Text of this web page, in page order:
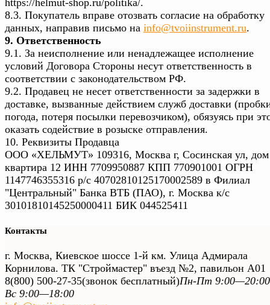
https://helmut-shop.ru/politika/.
8.3. Покупатель вправе отозвать согласие на обработку
данных, направив письмо на info@tvoiinstrument.ru.
9. Ответственность
9.1. За неисполнение или ненадлежащее исполнение
условий Договора Стороны несут ответственность в
соответствии с законодательством РФ.
9.2. Продавец не несет ответственности за задержки в
доставке, вызванные действием служб доставки
погода, потеря посылки перевозчиком), обязуясь при
оказать содействие в розыске отправления.
10. Реквизиты Продавца
ООО «ХЕЛЬМУТ» 109316, Москва г, Сосинская ул,
квартира 12 ИНН 7709950887 КПП 770901001 ОГРН
1147746355316 р/с 40702810125170002589 в Филиал
"Центральный" Банка ВТБ (ПАО), г. Москва к/с
30101810145250000411 БИК 044525411
Контакты
г. Москва, Киевское шоссе 1-й км. Улица Адмирала
Корнилова. ТК "Строймастер" въезд №2, павильон А01
8(800) 500-27-35(звонок бесплатный)Пн-Пт
Вс 9:00—18:00